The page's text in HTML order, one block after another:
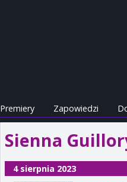
Premiery Zapowiedzi
Sienna
4 sierpnia 2023